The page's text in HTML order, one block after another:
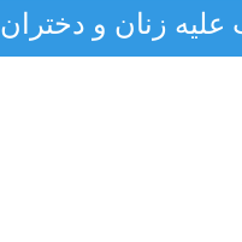
زنان و دختران